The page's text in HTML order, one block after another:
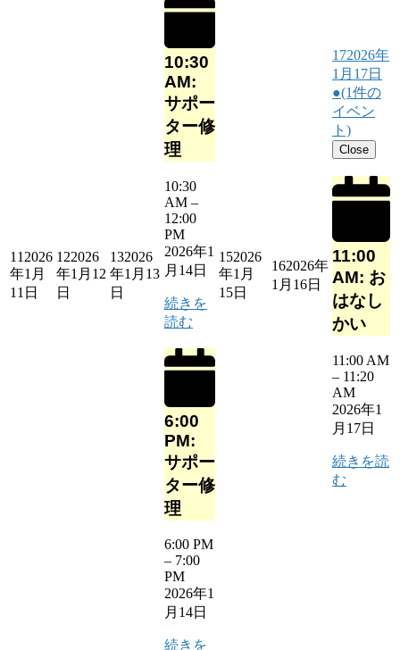
11 2026
年1月
11日
122026
年1月12
日
132026
年1月13
日
10:30
AM:
サポー
ター修
理
10:30
AM –
12:00
PM
2026年1
月14日
続きを
読む
6:00
PM:
サポー
ター修
理
6:00 PM
– 7:00
PM
2026年1
月14日
続きを
152026
年1月
15日
162026年
1月16日
172026年
1月17日
●(1件の
イベン
ト)
Close
11:00
AM: お
はなし
かい
11:00 AM
– 11:20
AM
2026年1
月17日
続きを読
む